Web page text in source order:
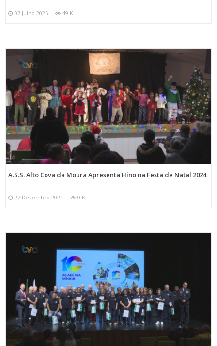
07 Julho 2026 49 K
A.S.S. Alto Cova da Moura Apresenta Hino na Festa de Natal 2024
27 Dezembro 2024 0 K